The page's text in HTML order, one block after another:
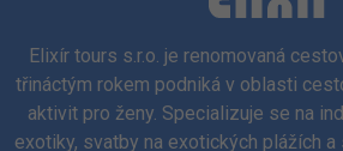
Elixír tours s.r.o. je renomovaná
třináctým rokem podniká v oblasti
aktivit pro ženy. Specializuje se na
exotiky, svatby na exotických plážích